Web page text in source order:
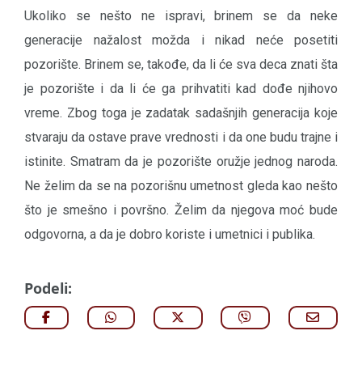
Ukoliko se nešto ne ispravi, brinem se da neke
generacije nažalost možda i nikad neće posetiti
pozorište. Brinem se, takođe, da li će sva deca znati šta
je pozorište i da li će ga prihvatiti kad dođe njihovo
vreme. Zbog toga je zadatak sadašnjih generacija koje
stvaraju da ostave prave vrednosti i da one budu trajne i
istinite. Smatram da je pozorište oružje jednog naroda.
Ne želim da se na pozorišnu umetnost gleda kao nešto
što je smešno i površno. Želim da njegova moć bude
odgovorna, a da je dobro koriste i umetnici i publika.
Podeli: